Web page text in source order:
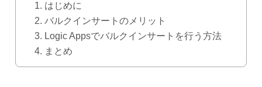
1. はじめに
2. バルクインサートのメリット
3. Logic Appsでバルクインサートを行う方法
4. まとめ